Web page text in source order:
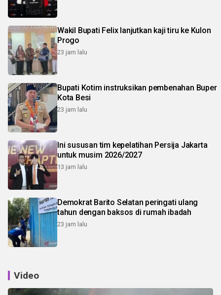
Wakil Bupati Felix lanjutkan kaji tiru ke Kulon
Progo
23 jam lalu
Bupati Kotim instruksikan pembenahan Buper
Kota Besi
23 jam lalu
Ini sususan tim kepelatihan Persija Jakarta
untuk musim 2026/2027
13 jam lalu
Demokrat Barito Selatan peringati ulang
tahun dengan baksos di rumah ibadah
23 jam lalu
Video